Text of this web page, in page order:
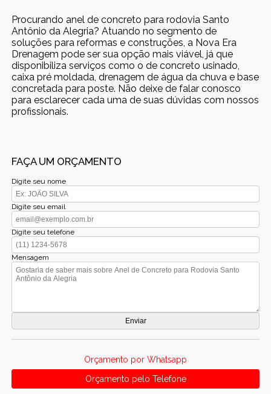
Procurando anel de concreto para rodovia Santo
Antônio da Alegria? Atuando no segmento de
soluções para reformas e construções, a Nova Era
Drenagem pode ser sua opção mais viável, já que
disponibiliza serviços como o de concreto usinado,
caixa pré moldada, drenagem de água da chuva e base
concretada para poste. Não deixe de falar conosco
para esclarecer cada uma de suas dúvidas com nossos
profissionais.
FAÇA UM ORÇAMENTO
Digite seu nome
Digite seu email
Digite seu telefone
Mensagem
Orçamento por Whatsapp
Orçamento pelo Telefone